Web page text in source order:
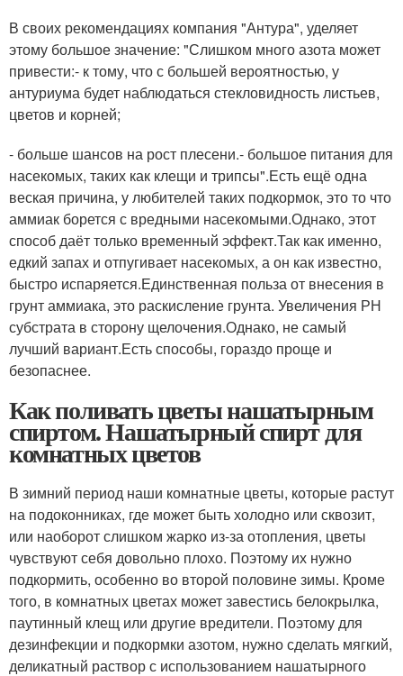
В своих рекомендациях компания "Антура", уделяет
этому большое значение: "Слишком много азота может
привести:- к тому, что с большей вероятностью, у
антуриума будет наблюдаться стекловидность листьев,
цветов и корней;
- больше шансов на рост плесени.- большое питания для
насекомых, таких как клещи и трипсы".Есть ещё одна
веская причина, у любителей таких подкормок, это то что
аммиак борется с вредными насекомыми.Однако, этот
способ даёт только временный эффект.Так как именно,
едкий запах и отпугивает насекомых, а он как известно,
быстро испаряется.Единственная польза от внесения в
грунт аммиака, это раскисление грунта. Увеличения РН
субстрата в сторону щелочения.Однако, не самый
лучший вариант.Есть способы, гораздо проще и
безопаснее.
Как поливать цветы нашатырным
спиртом. Нашатырный спирт для
комнатных цветов
В зимний период наши комнатные цветы, которые растут
на подоконниках, где может быть холодно или сквозит,
или наоборот слишком жарко из-за отопления, цветы
чувствуют себя довольно плохо. Поэтому их нужно
подкормить, особенно во второй половине зимы. Кроме
того, в комнатных цветах может завестись белокрылка,
паутинный клещ или другие вредители. Поэтому для
дезинфекции и подкормки азотом, нужно сделать мягкий,
деликатный раствор с использованием нашатырного